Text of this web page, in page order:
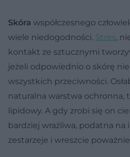
Skóra współczesnego
wiele niedogodności. Stres,
kontakt ze sztucznymi
jeżeli odpowiednio o skórę
wszystkich przeciwności.
naturalna warstwa ochronna,
lipidowy. A gdy zrobi się on
bardziej wrażliwa, podatna na
zestarzeje i wreszcie